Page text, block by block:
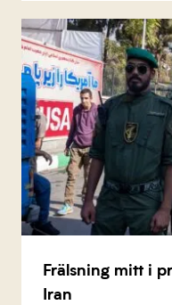
Frälsning mitt i
Iran